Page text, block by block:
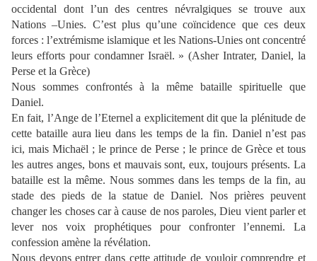
occidental dont l’un des centres névralgiques se trouve aux
Nations –Unies. C’est plus qu’une coïncidence que ces deux
forces : l’extrémisme islamique et les Nations-Unies ont concentré
leurs efforts pour condamner Israël. » (Asher Intrater, Daniel, la
Perse et la Grèce)
Nous sommes confrontés à la même bataille spirituelle que
Daniel.
En fait, l’Ange de l’Eternel a explicitement dit que la plénitude de
cette bataille aura lieu dans les temps de la fin. Daniel n’est pas
ici, mais Michaël ; le prince de Perse ; le prince de Grèce et tous
les autres anges, bons et mauvais sont, eux, toujours présents. La
bataille est la même. Nous sommes dans les temps de la fin, au
stade des pieds de la statue de Daniel. Nos prières peuvent
changer les choses car à cause de nos paroles, Dieu vient parler et
lever nos voix prophétiques pour confronter l’ennemi. La
confession amène la révélation.
Nous devons entrer dans cette attitude de vouloir comprendre et